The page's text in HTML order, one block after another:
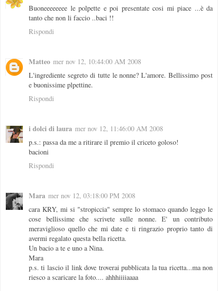
Buoneeeeeeee le polpette e poi presentate cosi mi piace ...è da
tanto che non li faccio ..baci !!
Rispondi
Matteo mer nov 12, 10:44:00 AM 2008
L'ingrediente segreto di tutte le nonne? L'amore. Bellissimo post
e buonissime plpettine.
Rispondi
i dolci di laura mer nov 12, 11:46:00 AM 2008
p.s.: passa da me a ritirare il premio il criceto goloso!
bacioni
Rispondi
Mara mer nov 12, 03:18:00 PM 2008
cara KRY, mi si "stropiccia" sempre lo stomaco quando leggo le
cose bellissime che scrivete sulle nonne. E' un contributo
meraviglioso quello che mi date e ti ringrazio proprio tanto di
avermi regalato questa bella ricetta.
Un bacio a te e uno a Nina.
Mara
p.s. ti lascio il link dove troverai pubblicata la tua ricetta...ma non
riesco a scaricare la foto.... ahhhiiiiaaaa